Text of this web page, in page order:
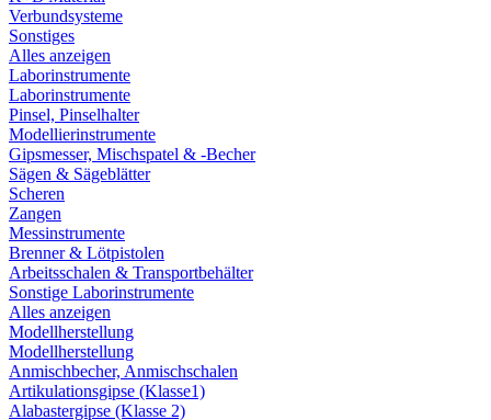
Verbundsysteme
Sonstiges
Alles anzeigen
Laborinstrumente
Laborinstrumente
Pinsel, Pinselhalter
Modellierinstrumente
Gipsmesser, Mischspatel & -Becher
Sägen & Sägeblätter
Scheren
Zangen
Messinstrumente
Brenner & Lötpistolen
Arbeitsschalen & Transportbehälter
Sonstige Laborinstrumente
Alles anzeigen
Modellherstellung
Modellherstellung
Anmischbecher, Anmischschalen
Artikulationsgipse (Klasse1)
Alabastergipse (Klasse 2)